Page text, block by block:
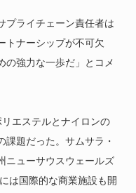
プライチェーン責任者は
トナーシップが不可欠
の強力な一歩だ」とコメ
エステルとナイロンの
課題だった。サムサラ・
ニューサウスウェールズ
は国際的な商業施設も開